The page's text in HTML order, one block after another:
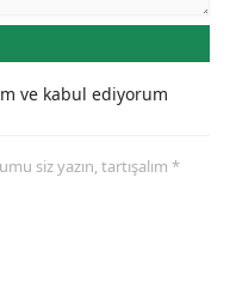
ve kabul ediyorum
siz yazın, tartışalım *